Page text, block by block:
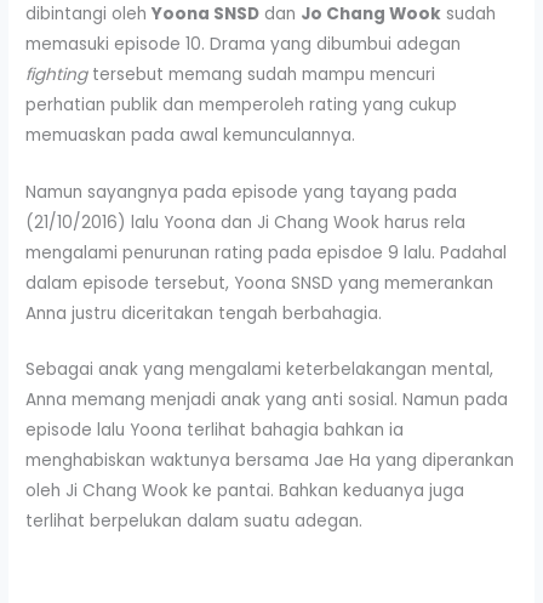
dibintangi olehYoona SNSD dan Jo Chang Wook sudah
memasuki episode 10. Drama yang dibumbui adegan
fightingtersebut memang sudah mampu mencuri
perhatian publik dan memperoleh rating yang cukup
memuaskan pada awal kemunculannya.
Namun sayangnya pada episode yang tayang pada
(21/10/2016) lalu Yoona dan Ji Chang Wook harus rela
mengalami penurunan rating pada episdoe 9 lalu. Padahal
dalam episode tersebut, Yoona SNSD yang memerankan
Anna justru diceritakan tengah berbahagia.
Sebagai anak yang mengalami keterbelakangan mental,
Anna memang menjadi anak yang anti sosial. Namun pada
episode lalu Yoona terlihat bahagia bahkan ia
menghabiskan waktunya bersama Jae Ha yang diperankan
oleh Ji Chang Wook ke pantai. Bahkan keduanya juga
terlihat berpelukan dalam suatu adegan.